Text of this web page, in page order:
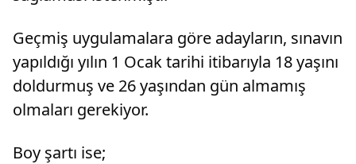
Geçmiş uygulamalara göre adayların, sınavın
yapıldığı yılın 1 Ocak tarihi itibarıyla 18 yaşını
doldurmuş ve 26 yaşından gün almamış
olmaları gerekiyor.
Boy şartı ise;